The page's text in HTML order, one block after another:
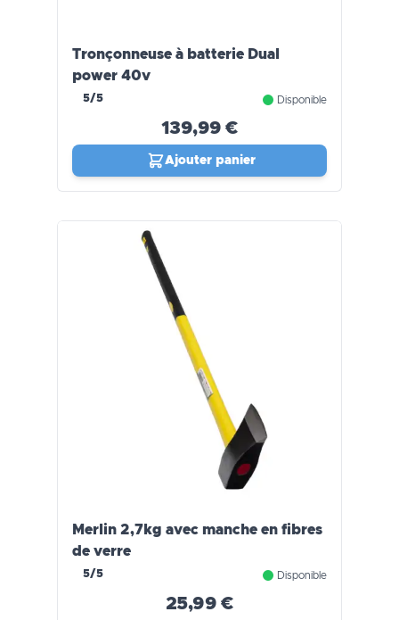
Tronçonneuse à batterie Dual
power 40v
5/5 Disponible
139,99 €
Ajouter panier
Merlin 2,7kg avec manche en fibres
de verre
5/5 Disponible
25,99 €